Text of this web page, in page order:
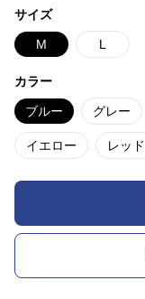
サイズ
M L
カラー
ブルー グレー
イエロー レッド